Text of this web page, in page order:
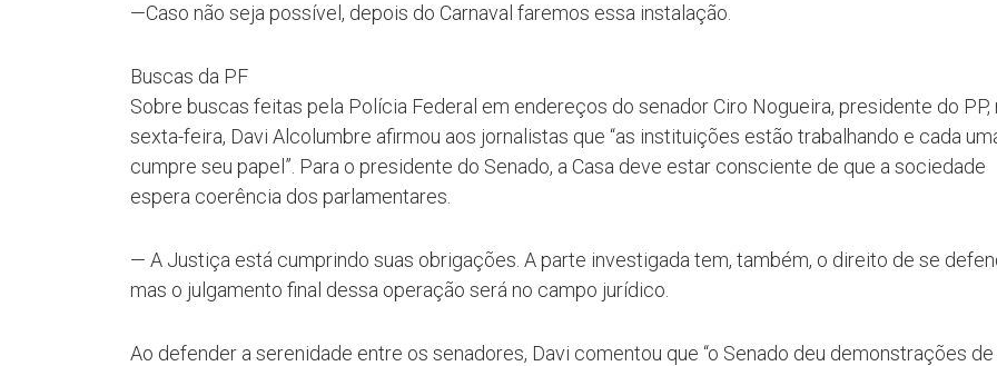
—Caso não seja possível, depois do Carnaval faremos essa instalação.
Buscas da PF
Sobre buscas feitas pela Polícia Federal em endereços do senador Ciro Nogueira, presidente do PP,
sexta-feira, Davi Alcolumbre afirmou aos jornalistas que “as instituições estão trabalhando e cada
cumpre seu papel”. Para o presidente do Senado, a Casa deve estar consciente de que a sociedade
espera coerência dos parlamentares.
— A Justiça está cumprindo suas obrigações. A parte investigada tem, também, o direito de se
mas o julgamento final dessa operação será no campo jurídico.
Ao defender a serenidade entre os senadores, Davi comentou que “o Senado deu demonstrações de